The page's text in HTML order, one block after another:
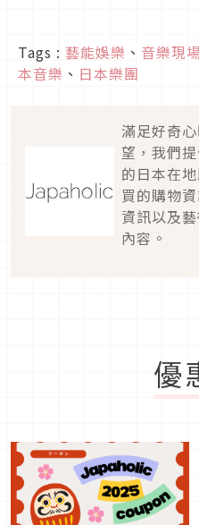
Tags : 藝能娛樂 、 音樂現場
本音樂 、 日本樂團
滿足好奇
望，我們
的日本在
買的購物
資訊以及
內容。
優